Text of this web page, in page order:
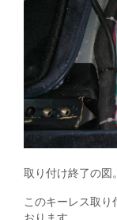
取り付け終了の図。
このキーレス取り